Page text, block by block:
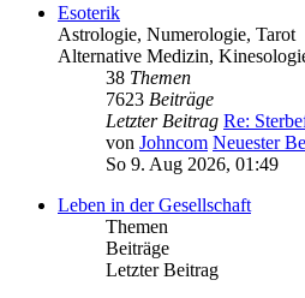
Esoterik
Astrologie, Numerologie, Tarot
Alternative Medizin,
38 Themen
7623 Beiträge
Letzter Beitrag Re:
von Johncom Neuester
So 9. Aug 2026, 01:49
Leben in der Gesellschaft
Themen
Beiträge
Letzter Beitrag